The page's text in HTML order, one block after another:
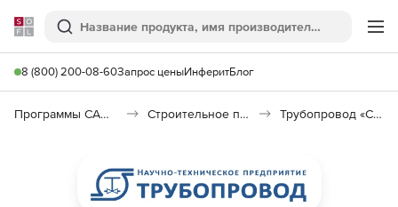
Softline
Поиск
8 (800) 200-08-60Запрос ценыИнферитБлог
Программы САПР и ГИС Строительное программное обеспечение Трубопровод «СТАРТ»